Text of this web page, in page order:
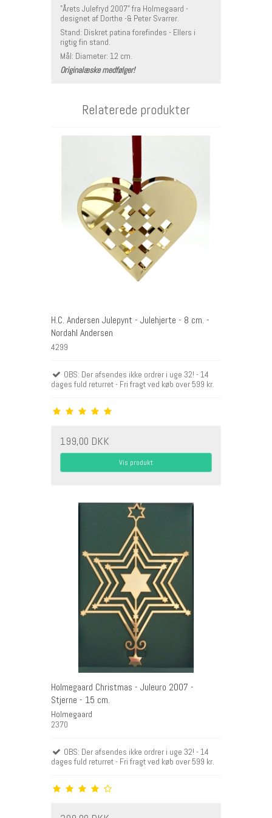
"Årets Julefryd 2007" fra Holmegaard -
designet af Dorthe -& Peter Svarrer.
Stand: Diskret patina forefindes - Ellers i
rigtig fin stand.
Mål: Diameter: 12 cm.
Originalæske medfølger!
Relaterede produkter
H.C. Andersen Julepynt - Julehjerte - 8 cm. -
Nordahl Andersen
4299
OBS: Der afsendes ikke ordrer i uge 32! - 14
dages fuld returret - Fri fragt ved køb over 599 kr.
199,00 DKK
Vis produkt
Holmegaard Christmas - Juleuro 2007 -
Stjerne - 15 cm.
Holmegaard
2370
OBS: Der afsendes ikke ordrer i uge 32! - 14
dages fuld returret - Fri fragt ved køb over 599 kr.